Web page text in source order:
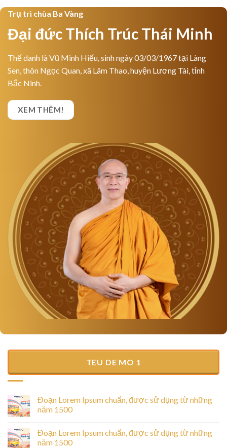
Trụ trì chùa Ba Vàng
Đại đức Thích Trúc Thái Minh
Thế danh là Vũ Minh Hiếu, sinh ngày 03/03/1967 tại Làng
Sen, thôn Ngọc Quan, xã Lâm Thao, huyện Lương Tài, tỉnh
Bắc Ninh.
XEM THÊM!
TEU DE MO 1
Đoạn Lorem Ipsum chuẩn, được sử dụng từ những
năm 1500
Đoạn Lorem Ipsum chuẩn, được sử dụng từ những
năm 1500